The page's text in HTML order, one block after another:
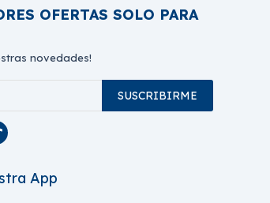
OFERTAS SOLO PARA
novedades!
SUSCRIBIRME
App